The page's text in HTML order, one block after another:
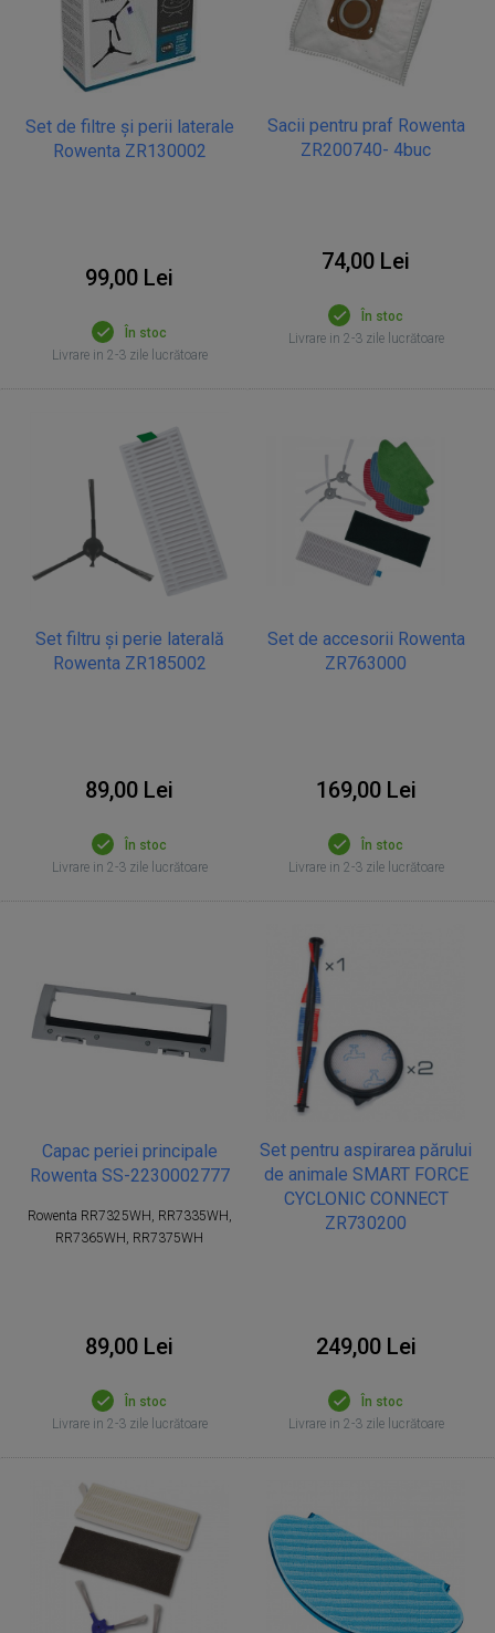
Set de filtre și perii laterale
Rowenta ZR130002
99,00 Lei
În stoc
Livrare in 2-3 zile lucrătoare
Sacii pentru praf Rowenta
ZR200740- 4buc
74,00 Lei
În stoc
Livrare in 2-3 zile lucrătoare
Set filtru și perie laterală
Rowenta ZR185002
89,00 Lei
În stoc
Livrare in 2-3 zile lucrătoare
Set de accesorii Rowenta
ZR763000
169,00 Lei
În stoc
Livrare in 2-3 zile lucrătoare
Capac periei principale
Rowenta SS-2230002777
Rowenta RR7325WH, RR7335WH,
RR7365WH, RR7375WH
89,00 Lei
În stoc
Livrare in 2-3 zile lucrătoare
Set pentru aspirarea părului
de animale SMART FORCE
CYCLONIC CONNECT
ZR730200
249,00 Lei
În stoc
Livrare in 2-3 zile lucrătoare